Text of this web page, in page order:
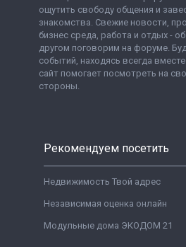
ощутить свободу общения и
знакомства. Свежие новости,
бизнес среда, работа и отдых -
другом поговорим на форуме.
событий, находясь всегда
сайт помогает посмотреть на
стороны.
Рекомендуем посетить
Недвижимость Твой адрес
Независимая оценка онлайн
Модульные дома ЭКОДОМ 21